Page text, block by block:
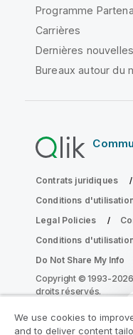
Programme
Carrières
Dernières nouvelles
Bureaux autour du
Contrats juridiques
Conditions
Legal Policies
Conditions
Do Not Share My Info
Copyright © 1993-2026
droits réservés.
We use cookies to
and to deliver content